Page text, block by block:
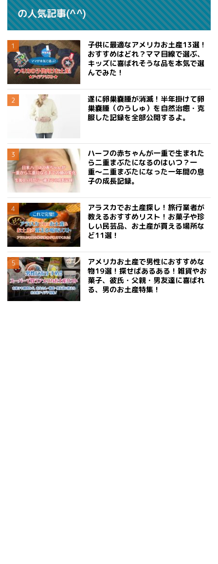
の人気記事(^^)
子供に最適なアメリカお土産13選！
おすすめはどれ？ママ目線で選ぶ、
キッズに喜ばれそうな品を本気で選
んでみた！
遂に卵巣嚢腫が消滅！半年掛けて卵
巣嚢腫（のうしゅ）を自然治癒・克
服した記録を全部公開するよ。
ハーフの赤ちゃんが一重で生まれた
ら二重まぶたになるのはいつ？一
重〜二重まぶたになった一年間の息
子の成長記録。
アラスカでお土産探し！旅行業者が
教えるおすすめリスト！お菓子や珍
しい民芸品、お土産が買える場所な
ど11選！
アメリカお土産で男性におすすめな
物19選！探せばあるある！雑貨やお
菓子、彼氏・父親・男友達に喜ばれ
る、男のお土産特集！